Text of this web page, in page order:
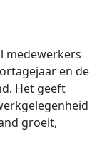
medewerkers
en de
Het geeft
groeit,